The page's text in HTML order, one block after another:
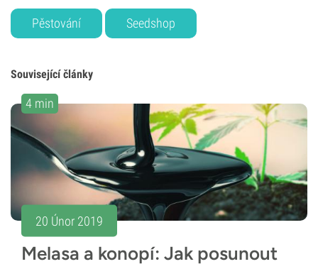
Pěstování Seedshop
Související články
4 min
20 Únor 2019
Melasa a konopí: Jak posunout